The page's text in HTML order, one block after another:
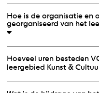
Hoe is de organisatie en
georganiseerd van het
aangeboden: in een
afzonderlijke vakken, als
combinaties van deze
Hoeveel uren besteden
leergebied Kunst &